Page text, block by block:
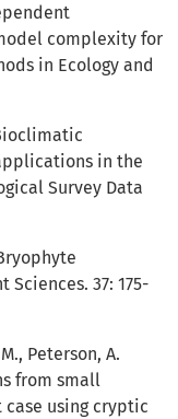
complexity for
in Ecology and
in the
Survey Data
37: 175-
Peterson, A.
from small
case using cryptic